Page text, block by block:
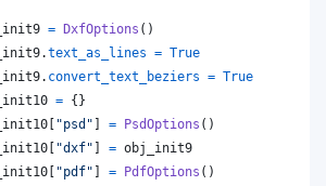
= DxfOptions ()
.text_as_lines = True
. convert_text_beziers = True
= {}
[ "psd" ] = PsdOptions ()
[ "dxf" ] = obj_init9
[ "pdf" ] = PdfOptions ()